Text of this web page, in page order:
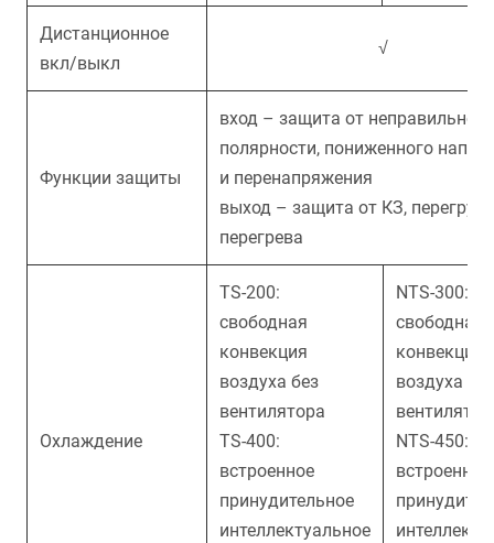
Дистанционное
вкл/выкл
√
Функции защиты
вход – защита от неправильной
полярности, пониженного
и перенапряжения
выход – защита от КЗ,
перегрева
Охлаждение
TS-200:
свободная
конвекция
воздуха без
вентилятора
TS-400:
встроенное
принудительное
интеллектуальное
NTS-300:
свободная
конвекция
воздуха без
NTS-450:
встроенное